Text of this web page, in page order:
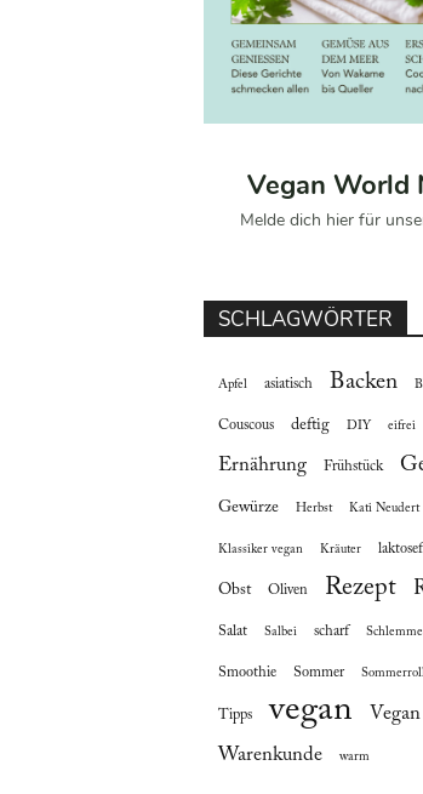
Vegan World
Melde dich hier für
SCHLAGWÖRTER
Apfel asiatisch Backen
Couscous deftig DIY eifrei
Ernährung Frühstück
Gewürze Herbst Kati Neudert
Klassiker vegan Kräuter
Obst Oliven Rezept
Salat Salbei scharf
Smoothie Sommer
Tipps vegan
Warenkunde warm